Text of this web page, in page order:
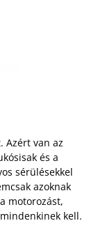
Azért van az
és a
sérülésekkel
azoknak
motorozást,
kell.